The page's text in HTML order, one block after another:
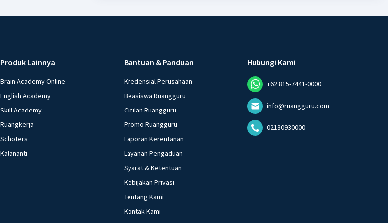
Produk Lainnya
Brain Academy Online
English Academy
Skill Academy
Ruangkerja
Schoters
Kalananti
Bantuan & Panduan
Kredensial Perusahaan
Beasiswa Ruangguru
Cicilan Ruangguru
Promo Ruangguru
Laporan Kerentanan
Layanan Pengaduan
Syarat & Ketentuan
Kebijakan Privasi
Tentang Kami
Kontak Kami
Hubungi Kami
+62 815-7441-0000
info@ruangguru.com
02130930000